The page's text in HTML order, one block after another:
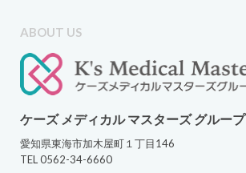
ABOUT US
ケーズ メディカル マスターズ グループ
愛知県東海市加木屋町１丁目146
TEL 0562-34-6660